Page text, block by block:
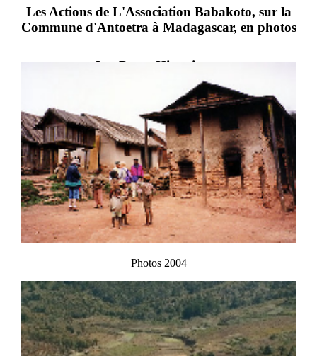
Les Actions de L'Association Babakoto, sur la
Commune d'Antoetra à Madagascar, en photos
Les Pages Historiques
Photos 2004